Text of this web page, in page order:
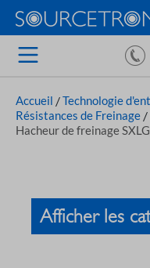
Accueil /Technologie
Résistances de Freinage /
Hacheur de freinage
Afficher les